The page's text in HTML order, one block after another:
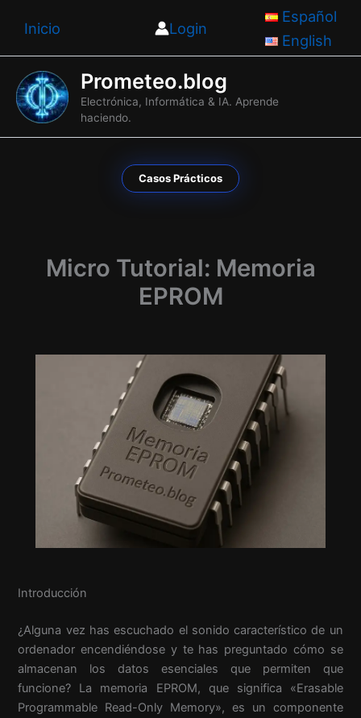
Inicio Login
Español
English
Prometeo.blog
Electrónica, Informática & IA. Aprende
haciendo.
Casos Prácticos
Micro Tutorial: Memoria
EPROM
Introducción
¿Alguna vez has escuchado el sonido característico de un
ordenador encendiéndose y te has preguntado cómo se
almacenan los datos esenciales que permiten que
funcione? La memoria EPROM, que significa «Erasable
Programmable Read-Only Memory», es un componente